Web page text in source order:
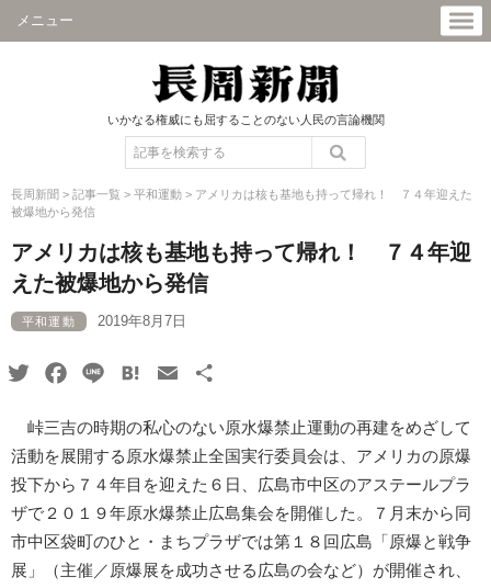
メニュー
いかなる権威にも屈することのない人民の言論機関
長周新聞 > 記事一覧 > 平和運動 > アメリカは核も基地も持って帰れ！ ７４年迎えた
被爆地から発信
アメリカは核も基地も持って帰れ！ ７４年迎
えた被爆地から発信
平和運動 2019年8月7日
TwitterFacebook
Line HatenaEmail
峠三吉の時期の私心のない原水爆禁止運動の再建をめざして
活動を展開する原水爆禁止全国実行委員会は、アメリカの原爆
投下から７４年目を迎えた６日、広島市中区のアステールプラ
ザで２０１９年原水爆禁止広島集会を開催した。７月末から同
市中区袋町のひと・まちプラザでは第１８回広島「原爆と戦争
展」（主催／原爆展を成功させる広島の会など）が開催され、